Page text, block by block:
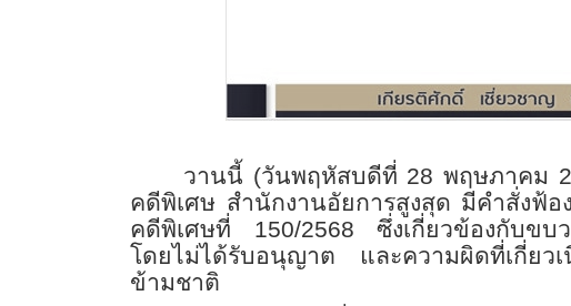
วานนี้ (วันพฤหัสบดีที่ 28 พฤษภาคม
คดีพิเศษ สำนักงานอัยการสูงสุด มีคำสั่งฟ้
คดีพิเศษที่ 150/2568 ซึ่งเกี่ยวข้องกับขบ
โดยไม่ได้รับอนุญาต และความผิดที่เกี่ยว
ข้ามชาติ